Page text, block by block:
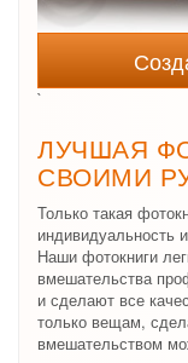
`
ЛУЧШАЯ
СВОИМИ
Только такая
индивидуальность
Наши фотокниги
вмешательства
и сделают все
только вещам,
вмешательством